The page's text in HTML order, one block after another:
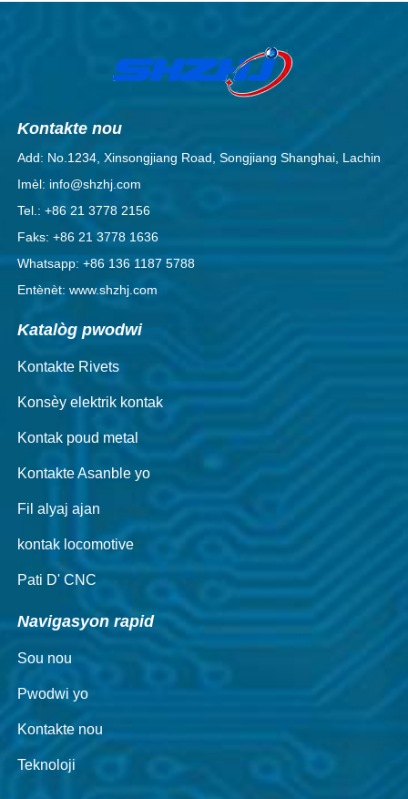
Kontakte nou
Add: No.1234, Xinsongjiang Road, Songjiang Shanghai, Lachin
Imèl: info@shzhj.com
Tel.: +86 21 3778 2156
Faks: +86 21 3778 1636
Whatsapp: +86 136 1187 5788
Entènèt: www.shzhj.com
Katalòg pwodwi
Kontakte Rivets
Konsèy elektrik kontak
Kontak poud metal
Kontakte Asanble yo
Fil alyaj ajan
kontak locomotive
Pati D' CNC
Navigasyon rapid
Sou nou
Pwodwi yo
Kontakte nou
Teknoloji